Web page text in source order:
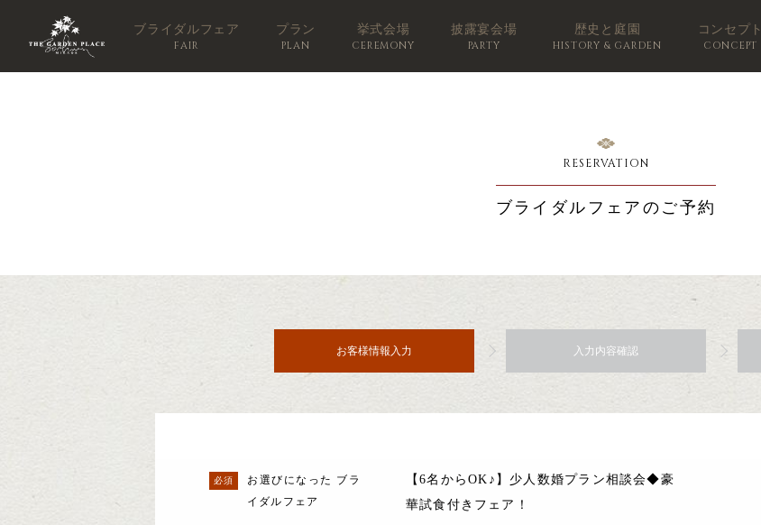
ブライダルフェア
FAIR
プラン
PLAN
挙式会場
CEREMONY
披露宴会場
PARTY
歴史と庭園
HISTORY & GARDEN
コンセプト
CONCEPT
RESERVATION
ブライダルフェアのご予約
お客様情報入力 入力内容確認
お選びになった ブラ
イダルフェア
【6名からOK♪】少人数婚プラン相談会◆豪
華試食付きフェア！